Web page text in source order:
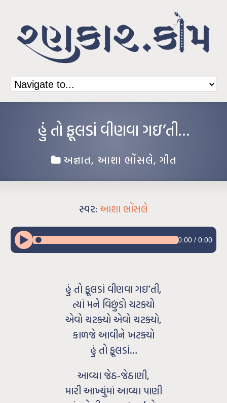
હું તો ફૂલડાં વીણવા ગઇ’તી…
અજ્ઞાત, આશા ભોંસલે, ગીત
સ્વર: આશા ભોંસલે
0:00/ 0:00
હું તો ફૂલડાં વીણવા ગઇ’તી,
ત્યાં મને વિછુંડો ચટક્યો
એવો ચટક્યો એવો ચટક્યો,
કાળજે આવીને ખટક્યો
હું તો ફૂલડાં…
આવ્યા જેઠ-જેઠાણી,
મારી આખ્યુંમાં આવ્યા પાણી